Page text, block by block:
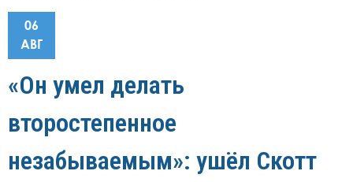
06
АВГ
«Он умел делать
второстепенное
незабываемым»: ушёл Скотт